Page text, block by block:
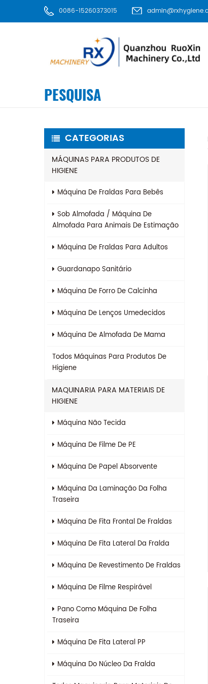
0086-15260373015
PESQUISA
CATEGORIAS
MÁQUINAS PARA PRODUTOS DE
HIGIENE
Máquina De Fraldas Para Bebês
Sob Almofada / Máquina De
Almofada Para Animais De Estimação
Máquina De Fraldas Para Adultos
Guardanapo Sanitário
Máquina De Forro De Calcinha
Máquina De Lenços Umedecidos
Máquina De Almofada De Mama
Todos Máquinas Para Produtos De
Higiene
MAQUINARIA PARA MATERIAIS DE
HIGIENE
Máquina Não Tecida
Máquina De Filme De PE
Máquina De Papel Absorvente
Máquina Da Laminação Da Folha
Traseira
Máquina De Fita Frontal De Fraldas
Máquina De Fita Lateral Da Fralda
Máquina De Revestimento De Fraldas
Máquina De Filme Respirável
Pano Como Máquina De Folha
Traseira
Máquina De Fita Lateral PP
Máquina Do Núcleo Da Fralda